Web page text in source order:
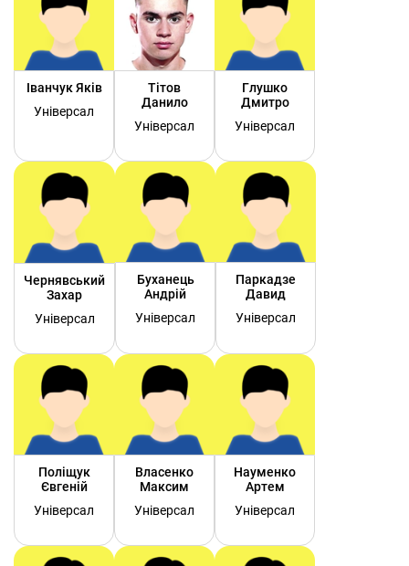
Іванчук Яків
Універсал
Тітов
Данило
Універсал
Глушко
Дмитро
Універсал
Чернявський
Захар
Універсал
Буханець
Андрій
Універсал
Паркадзе
Давид
Універсал
Поліщук
Євгеній
Універсал
Власенко
Максим
Універсал
Науменко
Артем
Універсал